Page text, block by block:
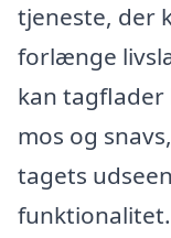
tjeneste, der
forlænge
kan tagflader
mos og
tagets